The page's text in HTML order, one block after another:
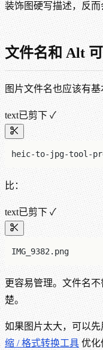
装饰图硬写描述，反
文件名和 Alt
图片文件名也应该有
text已剪下 ✓
heic-to-jpg-tool-
比：
text已剪下 ✓
IMG_9382.png
更容易管理。文件名
楚。
如果图片太大，可以
缩 / 格式转换工具优化